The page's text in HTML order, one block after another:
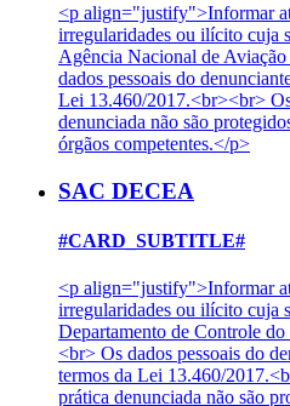
<p align="justify">Informar
irregularidades ou ilícito cuja
Agência Nacional de
dados pessoais do
Lei 13.460/2017.<br><br>
denunciada não são
órgãos competentes.</p>
SAC DECEA
#CARD_SUBTITLE#
<p align="justify">Informar
irregularidades ou ilícito cuja
Departamento de Controle
<br> Os dados pessoais do
termos da Lei 13.460/
prática denunciada não são